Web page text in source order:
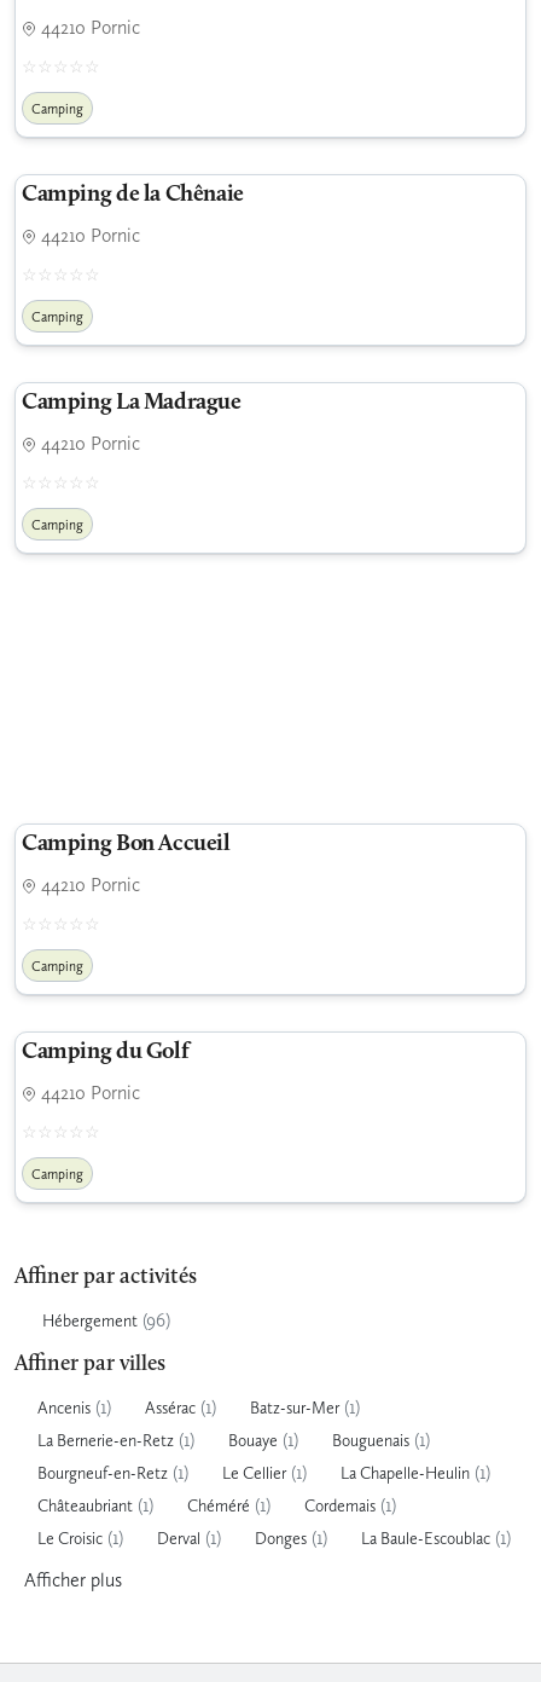
Affiner par activités
Hébergement (96)
Affiner par villes
Ancenis (1) Assérac (1) Batz-sur-Mer(1)
La Bernerie-en-Retz (1) Bouaye (1) Bouguenais (1)
Bourgneuf-en-Retz (1) Le Cellier(1) La Chapelle-Heulin (1)
Châteaubriant (1) Chéméré (1) Cordemais (1)
Le Croisic (1) Derval (1) Donges (1) La Baule-Escoublac (1)
Afficher plus
44210 Pornic
Camping
Camping de la Chênaie
44210 Pornic
Camping
Camping La Madrague
44210 Pornic
Camping
Camping Bon Accueil
44210 Pornic
Camping
Camping du Golf
44210 Pornic
Camping